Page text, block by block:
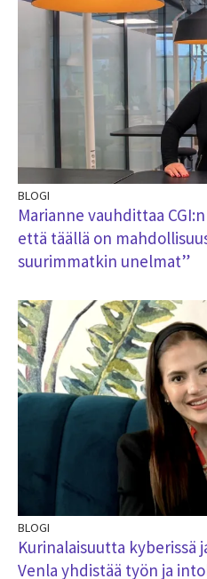
BLOGI
Marianne vauhdittaa
että täällä on
suurimmatkin unelmat”
BLOGI
Kurinalaisuutta kyberissä
Venla yhdistää työn ja